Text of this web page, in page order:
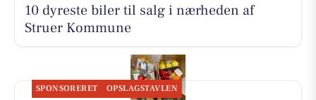
10 dyreste biler til salg i nærheden af
Struer Kommune
SPONSORERET OPSLAGSTAVLEN